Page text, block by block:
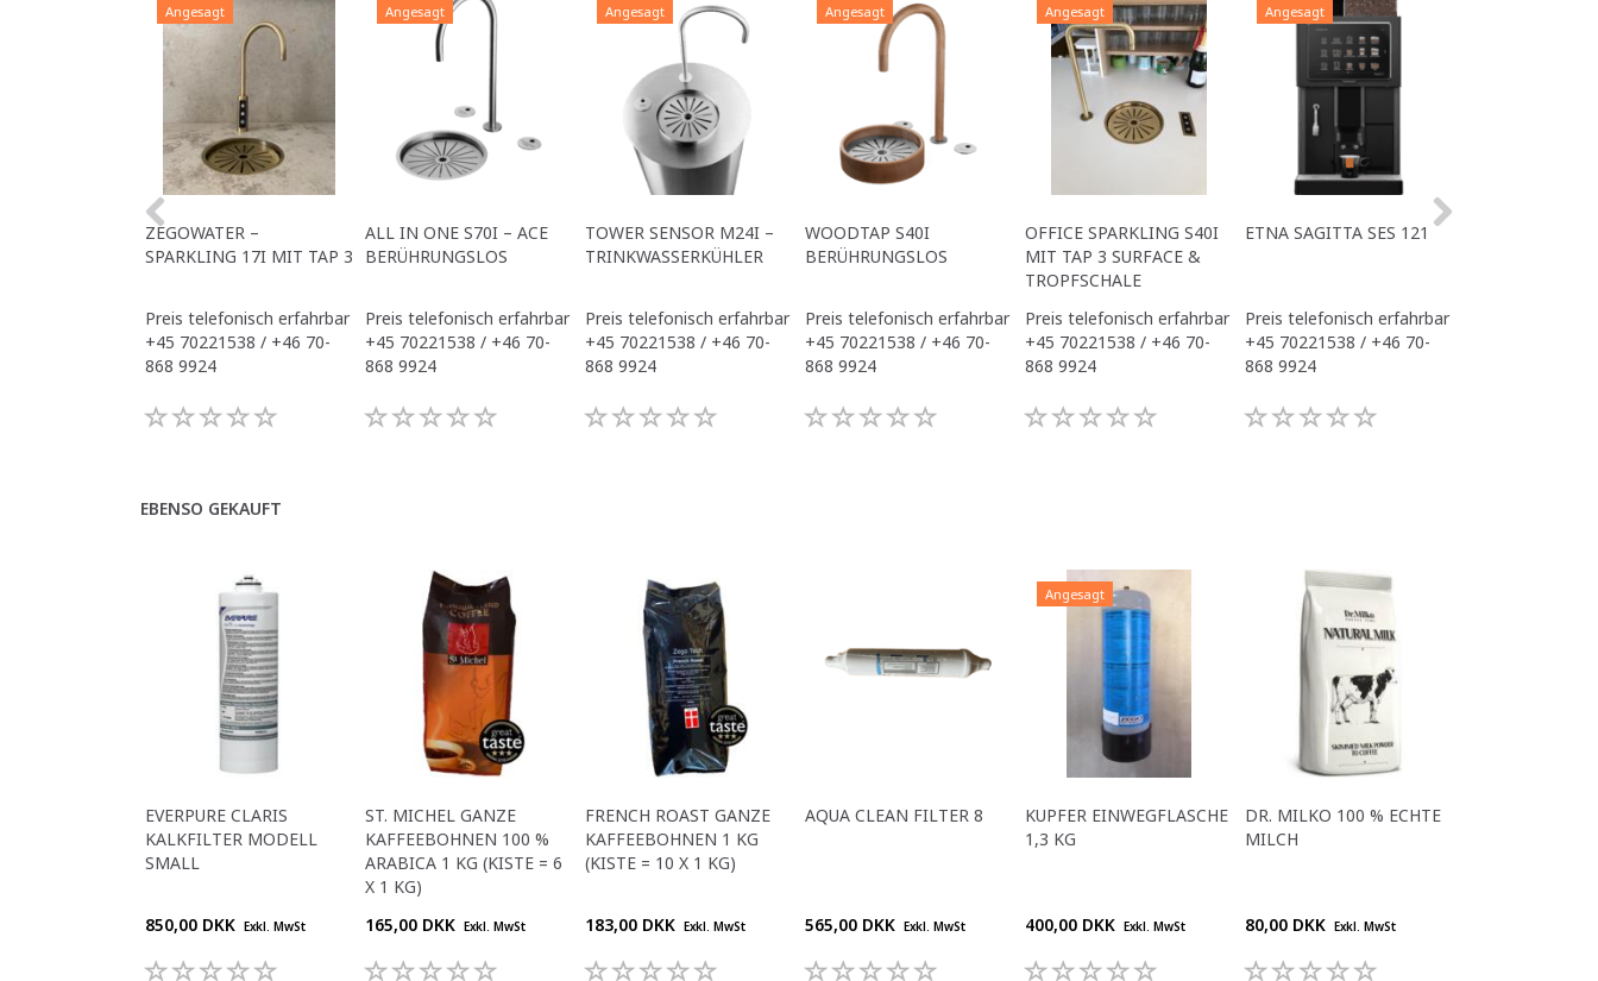
Angesagt
ZEGOWATER –
SPARKLING 17I MIT TAP 3
Preis telefonisch erfahrbar
+45 70221538 / +46 70-
868 9924
Angesagt
ALL IN ONE S70I – ACE
BERÜHRUNGSLOS
Preis telefonisch erfahrbar
+45 70221538 / +46 70-
868 9924
Angesagt
TOWER SENSOR M24I –
TRINKWASSERKÜHLER
Preis telefonisch erfahrbar
+45 70221538 / +46 70-
868 9924
Angesagt
WOODTAP S40I
BERÜHRUNGSLOS
Preis telefonisch erfahrbar
+45 70221538 / +46 70-
868 9924
Angesagt
OFFICE SPARKLING S40I
MIT TAP 3 SURFACE &
TROPFSCHALE
Preis telefonisch erfahrbar
+45 70221538 / +46 70-
868 9924
Angesagt
ETNA SAGITTA SES 121
Preis telefonisch erfahrbar
+45 70221538 / +46 70-
868 9924
EBENSO GEKAUFT
EVERPURE CLARIS
KALKFILTER MODELL
SMALL
850,00 DKK Exkl. MwSt
ST. MICHEL GANZE
KAFFEEBOHNEN 100 %
ARABICA 1 KG (KISTE = 6
X 1 KG)
165,00 DKK Exkl. MwSt
FRENCH ROAST GANZE
KAFFEEBOHNEN 1 KG
(KISTE = 10 X 1 KG)
183,00 DKK Exkl. MwSt
AQUA CLEAN FILTER 8
565,00 DKK Exkl. MwSt
Angesagt
KUPFER EINWEGFLASCHE
1,3 KG
400,00 DKK Exkl. MwSt
DR. MILKO 100 % ECHTE
MILCH
80,00 DKK Exkl. MwSt